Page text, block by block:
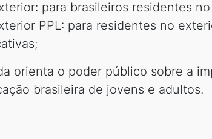
para brasileiros residentes
PPL: para residentes no
orienta o poder público sobre a
brasileira de jovens e adultos.